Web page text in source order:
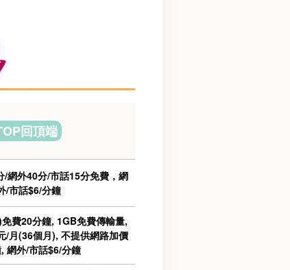
回頂端
網外40分/市話15分免費，網
/市話$6/分鐘
費20分鐘, 1GB免費傳輸量,
/月(36個月), 不提供網路加價
網外/市話$6/分鐘